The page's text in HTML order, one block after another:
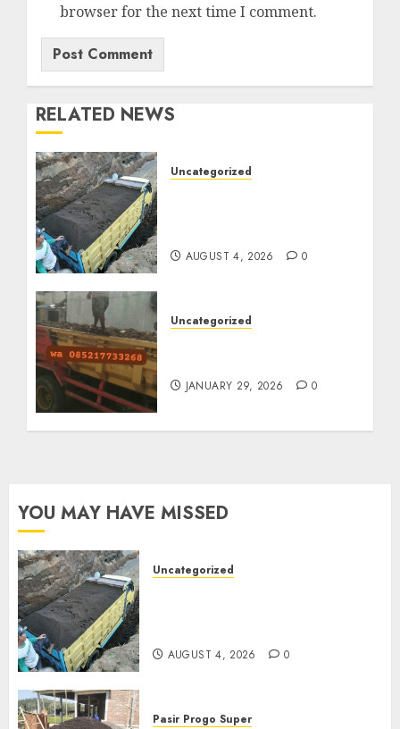
browser for the next time I comment.
RELATED NEWS
Uncategorized
AUGUST 4, 2026 0
Uncategorized
JANUARY 29, 2026 0
YOU MAY HAVE MISSED
Uncategorized
AUGUST 4, 2026 0
Pasir Progo Super